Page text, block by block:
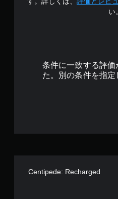
い。
条件に一致する評価
た。別の条件を指定
Centipede: Recharged